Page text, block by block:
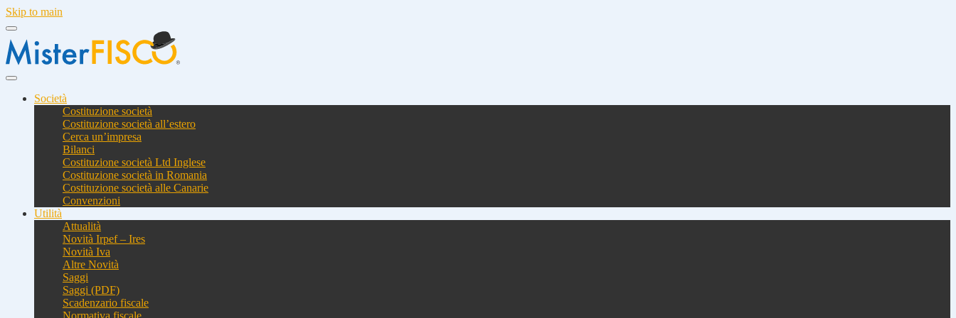
Skip to main
Società
Costituzione società
Costituzione società all’estero
Cerca un’impresa
Bilanci
Costituzione società Ltd Inglese
Costituzione società in Romania
Costituzione società alle Canarie
Convenzioni
Utilità
Attualità
Novità Irpef – Ires
Novità Iva
Altre Novità
Saggi
Saggi (PDF)
Scadenzario fiscale
Normativa fiscale